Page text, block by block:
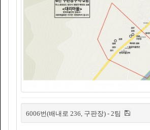
6006번(배내로 236, 구판장) - 2팀